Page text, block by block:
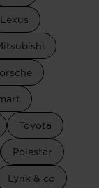
Lexus
Toyota
Polestar
Lynk & co